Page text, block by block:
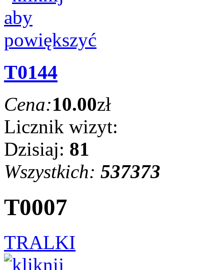
T0144
Cena:10.00zł
Licznik wizyt:
Dzisiaj: 81
Wszystkich: 537373
T0007
TRALKI